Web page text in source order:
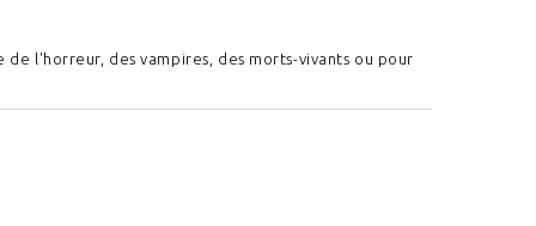
l'horreur, des vampires, des morts-vivants ou pour